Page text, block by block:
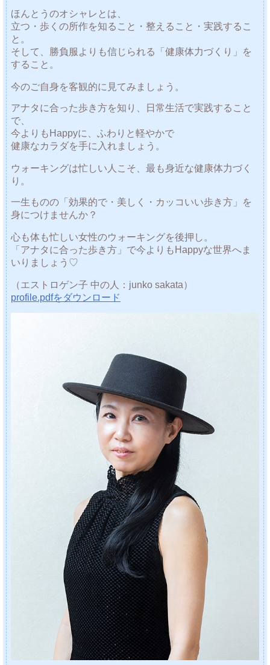
ほんとうのオシャレとは、
立つ・歩くの所作を知ること・整えること・実践するこ
と。
そして、勝負服よりも信じられる「健康体力づくり」を
すること。
今のご自身を客観的に見てみましょう。
アナタに合った歩き方を知り、日常生活で実践すること
で、
今よりもHappyに、ふわりと軽やかで
健康なカラダを手に入れましょう。
ウォーキングは忙しい人こそ、最も身近な健康体力づく
り。
一生ものの「効果的で・美しく・カッコいい歩き方」を
身につけませんか？
心も体も忙しい女性のウォーキングを後押し。
「アナタに合った歩き方」で今よりもHappyな世界へま
いりましょう♡
（エストロゲン子 中の人：junko sakata）
profile.pdfをダウンロード